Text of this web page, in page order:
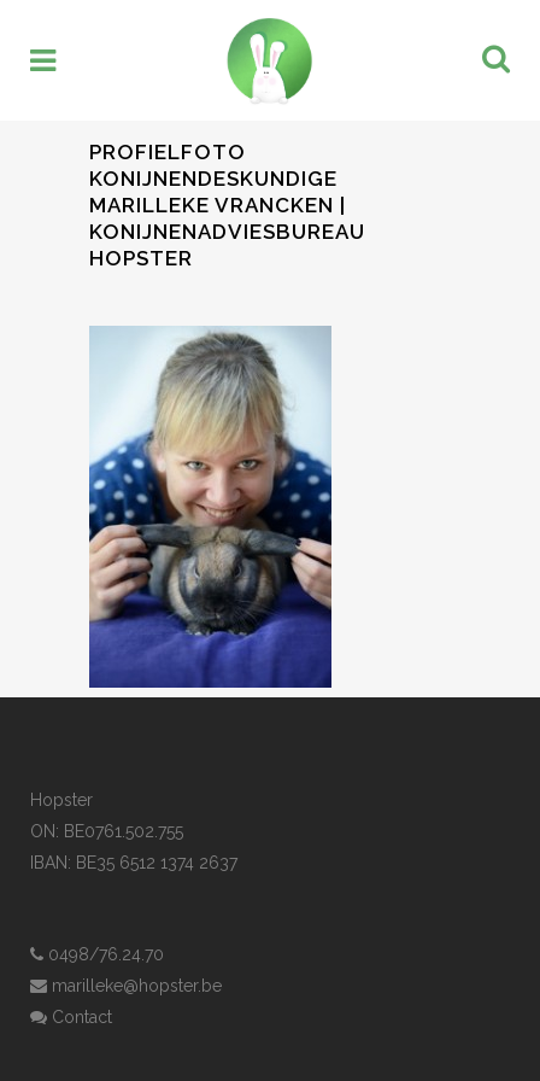
PROFIELFOTO
KONIJNENDESKUNDIGE
MARILLEKE VRANCKEN |
KONIJNENADVIESBUREAU
HOPSTER
Hopster
ON: BE0761.502.755
IBAN: BE35 6512 1374 2637
0498/76.24.70
marilleke@hopster.be
Contact